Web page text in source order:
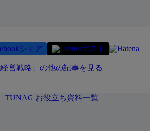
シェア ポスト
経営戦略 」の他の記事を見る